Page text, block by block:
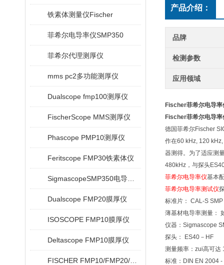
铁素体测量仪Fischer
菲希尔电导率仪SMP350
菲希尔代理测厚仪
mms pc2多功能测厚仪
Dualscope fmp100测厚仪
FischerScope MMS测厚仪
Phascope PMP10测厚仪
Feritscope FMP30铁素体仪
Dualscope FMP20膜厚仪
ISOSCOPE FMP10膜厚仪
Deltascope FMP10膜厚仪
产品介绍：
品牌
检测参数
应用领域
Fischer菲希尔电导
Fischer菲希尔电导
德国菲希尔Fischer
作在60 kHz, 120
器测得。为了适应测
480kHz，与探头
菲希尔电导率仪基本
菲希尔电导率测试仪
标准片： CAL-S
薄基材电导率测量：
仪器：Sigmascope
探头： ES40－HF
测量频率：zui高可达
标准：DIN EN 2004